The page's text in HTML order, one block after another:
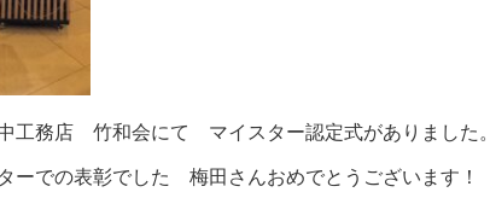
務店 竹和会にて マイスター認定式がありました。
ーでの表彰でした 梅田さんおめでとうございます！